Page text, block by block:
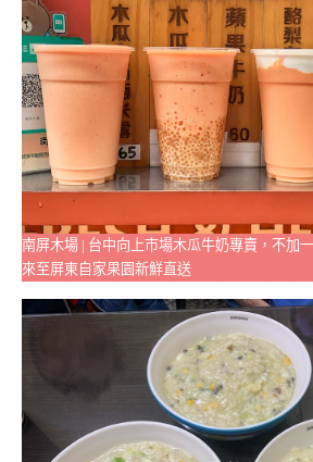
南屏木場 | 台中向上市場木瓜牛奶專賣，不加
來至屏東自家果園新鮮直送